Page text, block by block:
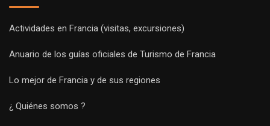
Actividades en Francia (visitas, excursiones)
Anuario de los guías oficiales de Turismo de Francia
Lo mejor de Francia y de sus regiones
¿ Quiénes somos ?